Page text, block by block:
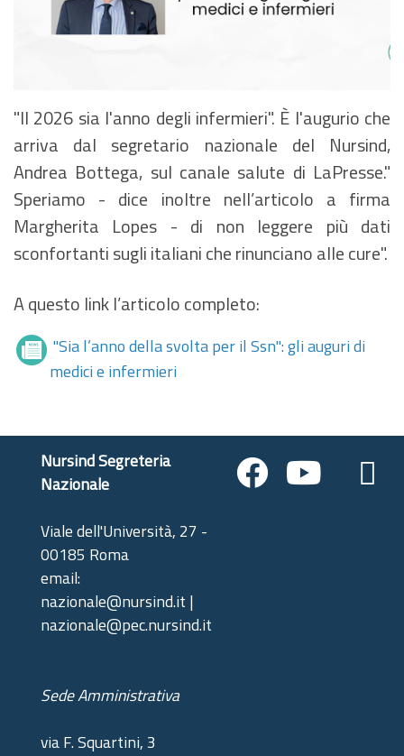
"Il 2026 sia l'anno degli infermieri". È l'augurio che
arriva dal segretario nazionale del Nursind,
Andrea Bottega, sul canale salute di LaPresse."
Speriamo - dice inoltre nell’articolo a firma
Margherita Lopes - di non leggere più dati
sconfortanti sugli italiani che rinunciano alle cure".
A questo link l’articolo completo:
''Sia l’anno della svolta per il Ssn'': gli auguri di
medici e infermieri
Nursind Segreteria
Nazionale
Viale dell'Università, 27 -
00185 Roma
email:
nazionale@nursind.it |
nazionale@pec.nursind.it
Sede Amministrativa
via F. Squartini, 3